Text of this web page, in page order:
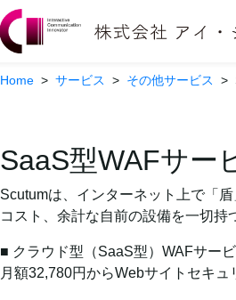
Home > サービス > その他サービス >
SaaS型WAFサー
Scutumは、インターネット上で「
コスト、余計な自前の設備を一切持
■ クラウド型（SaaS型）WAFサービ
月額32,780円からWebサイトセキュ